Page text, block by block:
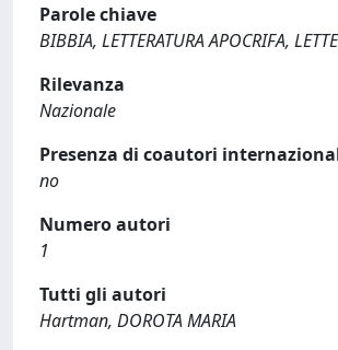
Parole chiave
BIBBIA, LETTERATURA APOCRIFA,
Rilevanza
Nazionale
Presenza di coautori
no
Numero autori
1
Tutti gli autori
Hartman, DOROTA MARIA